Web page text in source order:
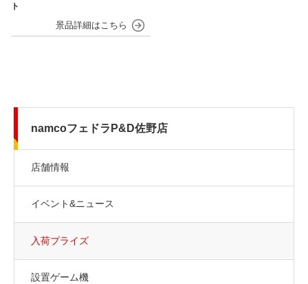
ト
namcoフェドラP&D佐野店
店舗情報
イベント&ニュース
入荷プライズ
設置ゲーム機